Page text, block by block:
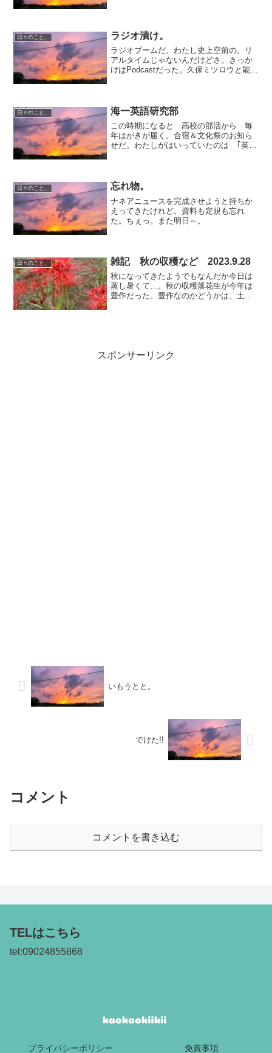
日々のこと。 ラジオ漬け。
ラジオブームだ。わたし史上空前の。リ
アルタイムじゃないんだけどさ。きっか
けはPodcastだった。久保ミツロウと能町
だ！って...
日々のこと。 海一英語研究部
この時期になると 高校の部活から 毎
年はがきが届く。合宿＆文化祭のお知ら
せだ。わたしがはいっていたのは ｢英研
い。活動内容もさること...
日々のこと。 忘れ物。
ナネアニュースを完成させようと持ちか
えってきたけれど。資料も定規も忘れ
た。ちぇっ。また明日～。
日々のこと。 雑記 秋の収穫など 2023.9.28
秋になってきたようでもなんだか今日は
蒸し暑くて…。秋の収穫落花生が今年は
豊作だった。豊作なのかどうかは、土中
スポンサーリンク
いもうとと。
でけた!!
コメント
コメントを書き込む
TELはこちら
tel:09024855868
プライバシーポリシー 免責事項